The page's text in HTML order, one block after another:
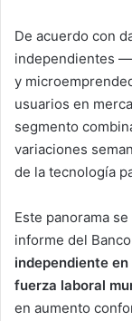
De acuerdo con
independientes —
y
usuarios en
segmento
variaciones
de la tecnología
Este panorama
informe del
independiente
fuerza laboral
en aumento